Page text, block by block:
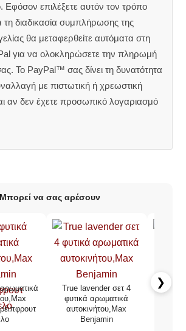
Εφόσον επιλέξετε αυτόν τον τρόπο
διαδικασία συμπλήρωσης της
θα μεταφερθείτε αυτόματα στη
για να ολοκληρώσετε την πληρωμή
Το PayPal™ σας δίνει τη δυνατότητα
με πιστωτική ή χρεωστική
αν δεν έχετε προσωπικό λογαριασμό
Μπορεί να σας αρέσουν
True lavender σετ 4
φυτικά αρωματικά
αυτοκινήτου,Max
Benjamin
Max
❯